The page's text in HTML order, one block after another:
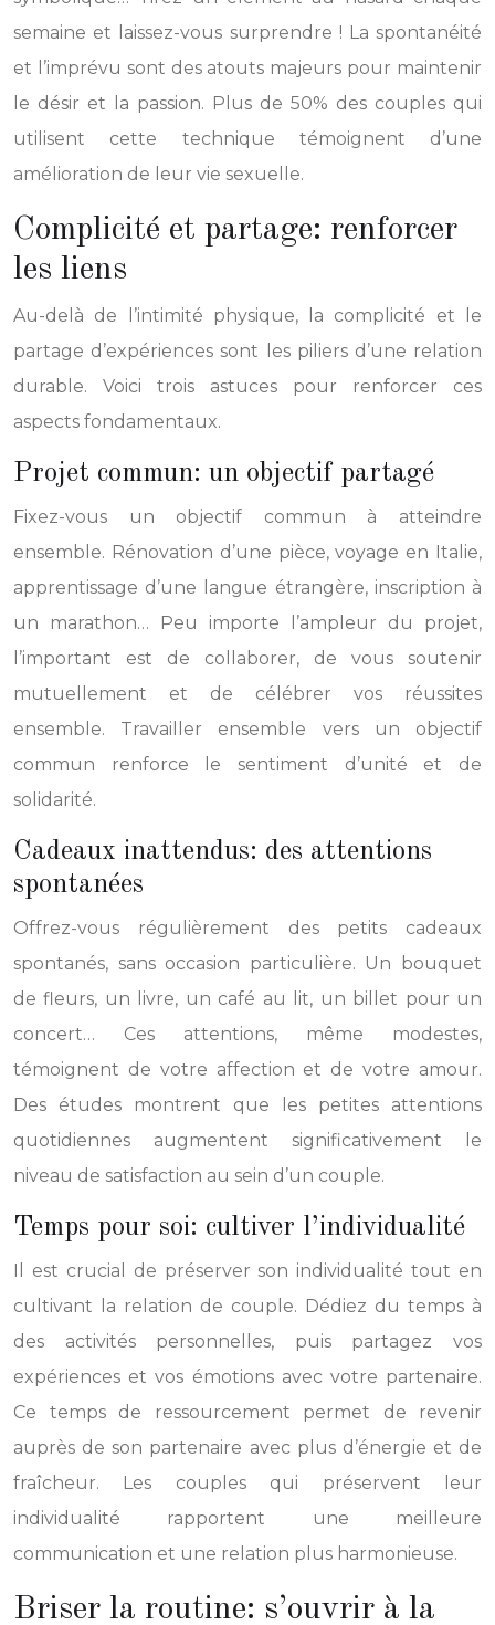
semaine et laissez-vous surprendre ! La spontanéité
et l’imprévu sont des atouts majeurs pour maintenir
le désir et la passion. Plus de 50% des couples qui
utilisent cette technique témoignent d’une
amélioration de leur vie sexuelle.
Complicité et partage: renforcer
les liens
Au-delà de l’intimité physique, la complicité et le
partage d’expériences sont les piliers d’une relation
durable. Voici trois astuces pour renforcer ces
aspects fondamentaux.
Projet commun: un objectif partagé
Fixez-vous un objectif commun à atteindre
ensemble. Rénovation d’une pièce, voyage en Italie,
apprentissage d’une langue étrangère, inscription à
un marathon… Peu importe l’ampleur du projet,
l’important est de collaborer, de vous soutenir
mutuellement et de célébrer vos réussites
ensemble. Travailler ensemble vers un objectif
commun renforce le sentiment d’unité et de
solidarité.
Cadeaux inattendus: des attentions
spontanées
Offrez-vous régulièrement des petits cadeaux
spontanés, sans occasion particulière. Un bouquet
de fleurs, un livre, un café au lit, un billet pour un
concert… Ces attentions, même modestes,
témoignent de votre affection et de votre amour.
Des études montrent que les petites attentions
quotidiennes augmentent significativement le
niveau de satisfaction au sein d’un couple.
Temps pour soi: cultiver l’individualité
Il est crucial de préserver son individualité tout en
cultivant la relation de couple. Dédiez du temps à
des activités personnelles, puis partagez vos
expériences et vos émotions avec votre partenaire.
Ce temps de ressourcement permet de revenir
auprès de son partenaire avec plus d’énergie et de
fraîcheur. Les couples qui préservent leur
individualité rapportent une meilleure
communication et une relation plus harmonieuse.
Briser la routine: s’ouvrir à la